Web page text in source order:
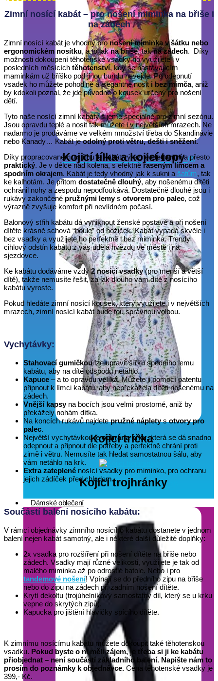
Kojicí tílka a kojicí topy(3)
Kojicí trička(28)
Kojicí trojhránky
Dámské oblečení
Zimní nosící kabát – pro nošení miminka na břiše i
na zádech
Zimní nosící kabát je vhodný pronošení miminka v šátku nebo
ergonomickém nosítku, a to jakna břiše, takna zádech. Díky
možnosti dokoupení těhotenské vsadky ho využijete i v
posledních měsících těhotenství, kdy se nastávajícím
maminkám už bříško pod jinou bundu nevejde. Po odepnutí
vsadek ho můžete pohodlně a elegantně nosit i bez mimča, aniž
by kdokoli poznal, že jde původně o kousek určený pro nošení
dětí.
Tyto naše nosící zimní kabáty šijeme speciálně pro zimní sezónu.
Jsou opravdu teplé a nosit tak můžete i v největších mrazech. Ne
nadarmo je prodáváme ve velkém množství třeba do Skandinávie
nebo Kanady… Kabát jeodolný proti větru, dešti i sněžení.
Díky propracovanému střihu je kabát výrazněelegantnía přesto
praktický. Je v délce nad kolena, s efektněřaseným límcem a
spodním okrajem. Kabát je tedy vhodný jak k sukni a šatům, tak
ke kalhotám. Je přitom dostatečně dlouhý, aby nošenému dítěti
ochránil nohy a zespodu nepodfoukává. Dostatečně dlouhé jsou i
rukávy zakončené pružnými lemys otvorem pro palec, což
výrazně zvyšuje komfort při nevlídném počasí.
Balonový střih kabátu dá vyniknout ženské postavě a při nošení
dítěte krásně schová “boule” od nožiček. Kabát vypadá skvěle i
bez vsadky a využijete ho perfektně i bez miminka. Trendy
cihlový odstín kabátu z vás udělá hvězdu ve městě i na
sjezdovce.
Ke kabátu dodáváme vždy2 nosící vsadky(pro menší a větší
dítě), takže nemusíte řešit, za jak dlouho vám dítě z nosícího
kabátu vyroste.
Pokud hledáte zimní nosící kousek, který využijete i v největších
mrazech, zimní nosící kabát bude tou správnou volbou.
Vychytávky:
Stahovací gumičkoulze upravit šířku spodního lemu
kabátu, aby na dítě odspodu netáhlo.
Kapuce – a to opravduveliká. Můžete ji pomocí patentu
připnout k límci kabátu, aby nepřekážela dítěti nošenému na
zádech.
Vnější kapsyna bocích jsou velmi prostorné, aniž by
překážely nohám dítka.
Na koncích rukávů najdetepružné nápletysotvory pro
palec.
Největší vychytávkou jeochrana krku, která se dá snadno
odepnout a připnout dle potřeby a perfektně chrání proti
zimě i větru. Nemusíte tak hledat samostatnou šálu, aby
vám netáhlo na krk.
Extra zateplené nosící vsadky pro miminko, pro ochranu
jejich zádíček před chladem.
Součástí balení nosícího kabátu:
V rámci objednávky zimního nosícího kabátu dostanete v jednom
balení nejen kabát samotný, ale i některé další důležité doplňky:
2x vsadka pro rozšíření při nošení dítěte na břiše nebo
zádech. Vsadky mají různé velikosti, využijete je tak od
malého miminka až po odrostlé batole. Nebo i pro
tandemové nošení! Vpínají se do předního zipu na břiše
nebo do zipu na zádech při zadním nošení dítěte.
Krytí dekoltu (trojúhelníkový samostatný díl, který se u krku
vepne do skrytých zipů).
Kapucka pro jištění hlavičky spícího dítěte.
K zimnímu nosícímu kabátu můžete dokoupit také těhotenskou
vsadku. Pokud byste o ni měli zájem, je třeba si ji ke kabátu
přiobjednat – není součástí základního balení. Napište nám to
prosím do poznámky k objednávce. Cena těhotenské vsadky je
399,- Kč.